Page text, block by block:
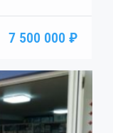
7 500 000 ₽